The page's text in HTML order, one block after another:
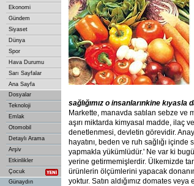
Ekonomi
Gündem
Siyaset
Dünya
Spor
Hava Durumu
Sarı Sayfalar
Ana Sayfa
Dosyalar
Teknoloji
Emlak
Otomobil
Detaylı Arama
Arşiv
Etkinlikler
Çocuk
Günaydın
sağlığımız o insanlarınkine kıyasla
Markette, manavda satılan sebze ve
aşırı miktarda kimyasal madde, ilaç
denetlenmesi, devletin görevidir.
hayatını, beden ve ruh sağlığı
yapmakla yükümlüdür.' Ne var ki
yerine getirmemişlerdir. Ülkemizde
ürünlerin ölçümlerini yapacak
yoktur. Satın aldığımız domates